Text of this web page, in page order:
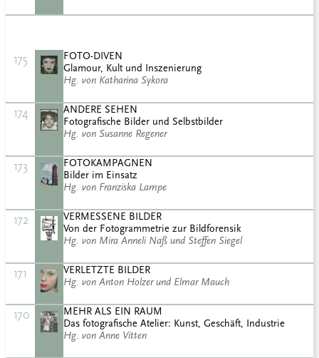
175
FOTO-DIVEN
Glamour, Kult und Inszenierung
Hg. von Katharina Sykora
174
ANDERE SEHEN
Fotografische Bilder und Selbstbilder
Hg. von Susanne Regener
173
FOTOKAMPAGNEN
Bilder im Einsatz
Hg. von Franziska Lampe
172
VERMESSENE BILDER
Von der Fotogrammetrie zur Bildforensik
Hg. von Mira Anneli Naß und Steffen Siegel
171
VERLETZTE BILDER
Hg. von Anton Holzer und Elmar Mauch
170
MEHR ALS EIN RAUM
Das fotografische Atelier: Kunst, Geschäft, Industrie
Hg. von Anne Vitten